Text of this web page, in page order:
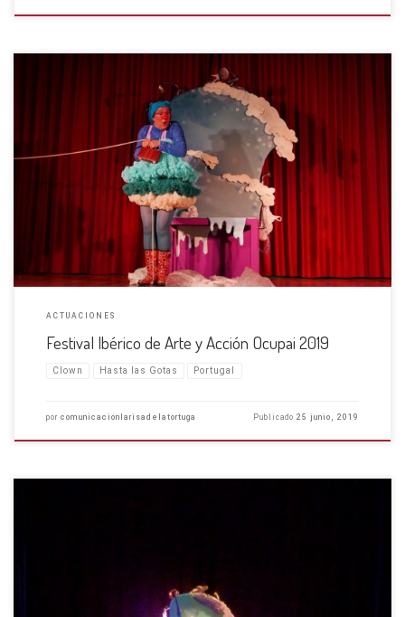
Conectamos Portugal con España a través del Clown Habíamos visto otras
veces cómo el Clown habla un idioma que entendemos todos, pero
ahora lo hemos comprobado actuando en Cambra (Vouzela, Portugal).
La Risa de la Tortuga ha formado parte de […]
ACTUACIONES
Festival Ibérico de Arte y Acción Ocupai 2019
Clown Hasta las Gotas Portugal
por comunicacionlarisadelatortuga Publicado25 junio, 2019
Gotas!» ha estado de gira en la provincia de Palencia entre el 10 al 14 de
Junio. Las localidades de Aguilar de Campoo, Guardo, Saldaña, Paredes